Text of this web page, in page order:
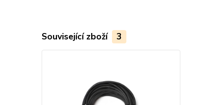
Související zboží 3